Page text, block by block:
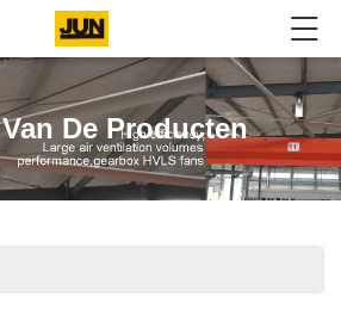
De Producten